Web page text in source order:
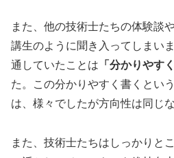
また、他の技術士たちの体験談
講生のように聞き入ってしまい
通していたことは 「分かりやす
た。この分かりやすく書くとい
は、様々でしたが方向性は同じ
また、技術士たちはしっかりと